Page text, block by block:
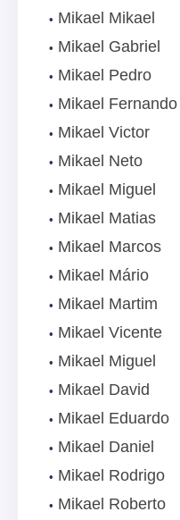
Mikael Mikael
Mikael Gabriel
Mikael Pedro
Mikael Fernando
Mikael Victor
Mikael Neto
Mikael Miguel
Mikael Matias
Mikael Marcos
Mikael Mário
Mikael Martim
Mikael Vicente
Mikael Miguel
Mikael David
Mikael Eduardo
Mikael Daniel
Mikael Rodrigo
Mikael Roberto